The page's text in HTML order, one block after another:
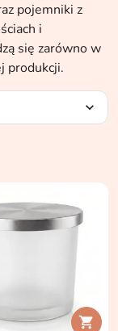
pojemniki z
i
się zarówno w
produkcji.
expand_more
